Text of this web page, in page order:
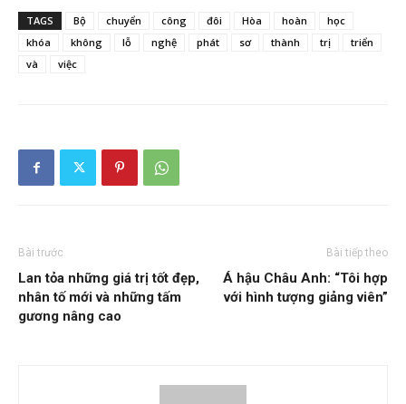
TAGS Bộ chuyển công đôi Hòa hoàn
học
khóa
không lỗ nghệ phát sơ thành trị
triển
và
việc
Bài trước
Lan tỏa những giá trị tốt đẹp,
nhân tố mới và những tấm
gương nâng cao
Bài tiếp theo
Á hậu Châu Anh: “Tôi hợp
với hình tượng giảng viên”